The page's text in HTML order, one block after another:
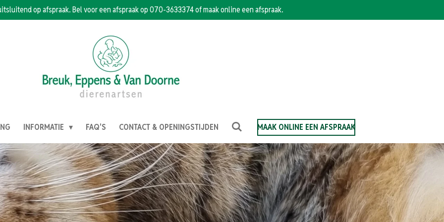
op afspraak. Bel voor een afspraak op 070-3633374 of maak online een afspraak.
INFORMATIE FAQ'S CONTACT & OPENINGSTIJDEN MAAK ONLINE EEN AFSPRAAK